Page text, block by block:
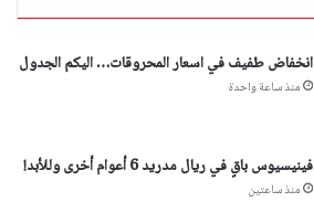
انخفاض طفيف في اسعار المحروقات… اليكم الجدول
منذ ساعة واحدة
فينيسيوس باقٍ في ريال مدريد 6 أعوام أخرى وللأبد!
منذ ساعتين